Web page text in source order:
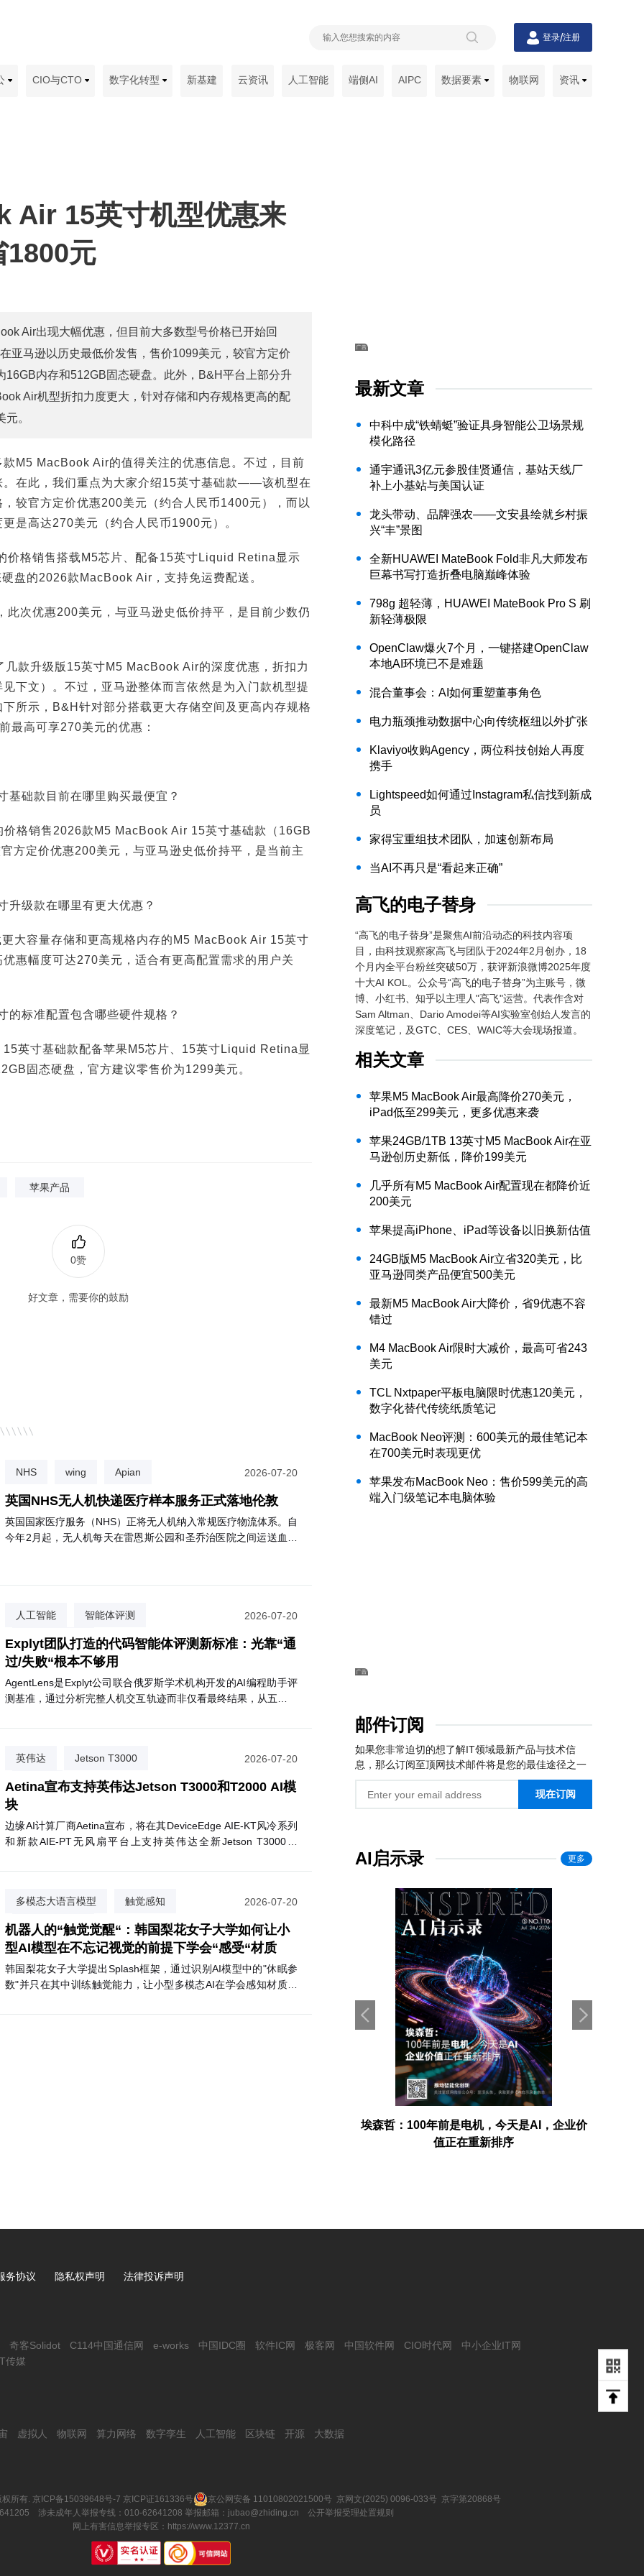
登录/注册
CIO与CTO 数字化转型 新基建 云资讯 人工智能 端侧AI AIPC 数据要素 物联网 资讯
Air 15英寸机型优惠来
1800元
Air出现大幅优惠，但目前大多数型号价格已开始回
亚马逊以历史最低价发售，售价1099美元，较官方定价
16GB内存和512GB固态硬盘。此外，B&H平台上部分升
Air机型折扣力度更大，针对存储和内存规格更高的配
。
M5 MacBook Air的值得关注的优惠信息。不过，目前
。在此，我们重点为大家介绍15英寸基础款——该机型在
较官方定价优惠200美元（约合人民币1400元），而以
是高达270美元（约合人民币1900元）。
价格销售搭载M5芯片、配备15英寸Liquid Retina显示
盘的2026款MacBook Air，支持免运费配送。
此次优惠200美元，与亚马逊史低价持平，是目前少数仍
款升级版15英寸M5 MacBook Air的深度优惠，折扣力
下文）。不过，亚马逊整体而言依然是为入门款机型提
所示，B&H针对部分搭载更大存储空间及更高内存规格
最高可享270美元的优惠：
础款目前在哪里购买最便宜？
格销售2026款M5 MacBook Air 15英寸基础款（16GB
方定价优惠200美元，与亚马逊史低价持平，是当前主
级款在哪里有更大优惠？
大容量存储和更高规格内存的M5 MacBook Air 15英寸
惠幅度可达270美元，适合有更高配置需求的用户关
标准配置包含哪些硬件规格？
英寸基础款配备苹果M5芯片、15英寸Liquid Retina显
固态硬盘，官方建议零售价为1299美元。
苹果产品
0赞
好文章，需要你的鼓励
NHS wing Apian 2026-07-20
英国NHS无人机快递医疗样本服务正式落地伦敦
英国国家医疗服务（NHS）正将无人机纳入常规医疗物流体系。自
今年2月起，无人机每天在雷恩斯公园和圣乔治医院之间运送血液
展至圣赫利尔、克罗伊登等多家医院，最终惠及约180万名患者。
人工智能
智能体评测
代码质量评估
2026-07-20
Explyt团队打造的代码智能体评测新标准：光靠“通
过/失败“根本不够用
AgentLens是Explyt公司联合俄罗斯学术机构开发的AI编程助手评
测基准，通过分析完整人机交互轨迹而非仅看最终结果，从五个维
英伟达 Jetson T3000
Aetina
2026-07-20
Aetina宣布支持英伟达Jetson T3000和T2000 AI模
块
边缘AI计算厂商Aetina宣布，将在其DeviceEdge AIE-KT风冷系列
和新款AIE-PT无风扇平台上支持英伟达全新Jetson T3000和
TFLOPS算力，功耗70W；T2000则提供400 FP4 TFLOPS，面向
季度上市，支持Nemotron、Cosmos 3等英伟达AI软件生态。
多模态大语言模型 触觉感知
掩码隔离训练
2026-07-20
机器人的“触觉觉醒“：韩国梨花女子大学如何让小
型AI模型在不忘记视觉的前提下学会“感受“材质
韩国梨花女子大学提出Splash框架，通过识别AI模型中的"休眠参
数"并只在其中训练触觉能力，让小型多模态AI在学会感知材质触
最新文章
中科中成“铁蜻蜓”验证具身智能公卫场景规
模化路径
通宇通讯3亿元参股佳贤通信，基站天线厂
补上小基站与美国认证
龙头带动、品牌强农——文安县绘就乡村振
兴“丰”景图
全新HUAWEI MateBook Fold非凡大师发布
巨幕书写打造折叠电脑巅峰体验
798g 超轻薄，HUAWEI MateBook Pro S 刷
新轻薄极限
OpenClaw爆火7个月，一键搭建OpenClaw
本地AI环境已不是难题
混合董事会：AI如何重塑董事角色
电力瓶颈推动数据中心向传统枢纽以外扩张
Klaviyo收购Agency，两位科技创始人再度
携手
Lightspeed如何通过Instagram私信找到新成
员
家得宝重组技术团队，加速创新布局
当AI不再只是“看起来正确”
高飞的电子替身
“高飞的电子替身”是聚焦AI前沿动态的科技内容项
目，由科技观察家高飞与团队于2024年2月创办，18
个月内全平台粉丝突破50万，获评新浪微博2025年度
十大AI KOL。公众号“高飞的电子替身”为主账号，微
博、小红书、知乎以主理人"高飞"运营。代表作含对
Sam Altman、Dario Amodei等AI实验室创始人发言的
深度笔记，及GTC、CES、WAIC等大会现场报道。
相关文章
苹果M5 MacBook Air最高降价270美元，
iPad低至299美元，更多优惠来袭
苹果24GB/1TB 13英寸M5 MacBook Air在亚
马逊创历史新低，降价199美元
几乎所有M5 MacBook Air配置现在都降价近
200美元
苹果提高iPhone、iPad等设备以旧换新估值
24GB版M5 MacBook Air立省320美元，比
亚马逊同类产品便宜500美元
最新M5 MacBook Air大降价，省9优惠不容
错过
M4 MacBook Air限时大减价，最高可省243
美元
TCL Nxtpaper平板电脑限时优惠120美元，
数字化替代传统纸质笔记
MacBook Neo评测：600美元的最佳笔记本
在700美元时表现更优
苹果发布MacBook Neo：售价599美元的高
端入门级笔记本电脑体验
邮件订阅
如果您非常迫切的想了解IT领域最新产品与技术信
息，那么订阅至顶网技术邮件将是您的最佳途径之一
现在订阅
AI启示录 更多
埃森哲：100年前是电机，今天是AI，企业价
值正在重新排序
务协议 隐私权声明 法律投诉声明
奇客Solidot C114中国通信网 e-works 中国IDC圈 软件IC网 极客网 中国软件网 CIO时代网
中小企业IT网
传媒
虚拟人 物联网 算力网络 数字孪生 人工智能 区块链 开源 大数据
所有. 京ICP备15039648号-7 京ICP证161336号
京公网安备 11010802021500号 京网文(2025) 0096-033号 京字第20868号
涉未成年人举报专线：010-62641208 举报邮箱：jubao@zhiding.cn 公开举报受理处置规则
网上有害信息举报专区： https://www.12377.cn